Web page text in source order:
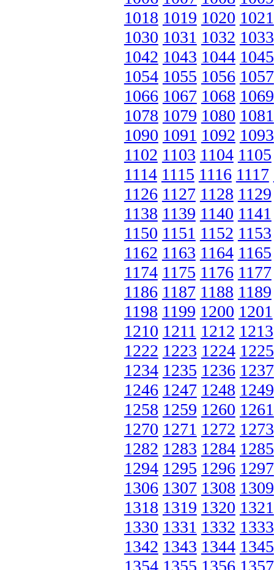
1018 1019 1020 1021
1030 1031 1032 1033
1042 1043 1044 1045
1054 1055 1056 1057
1066 1067 1068 1069
1078 1079 1080 1081
1090 1091 1092 1093
1102 1103 1104 1105
1114 1115 1116 1117
1126 1127 1128 1129
1138 1139 1140 1141
1150 1151 1152 1153
1162 1163 1164 1165
1174 1175 1176 1177
1186 1187 1188 1189
1198 1199 1200 1201
1210 1211 1212 1213
1222 1223 1224 1225
1234 1235 1236 1237
1246 1247 1248 1249
1258 1259 1260 1261
1270 1271 1272 1273
1282 1283 1284 1285
1294 1295 1296 1297
1306 1307 1308 1309
1318 1319 1320 1321
1330 1331 1332 1333
1342 1343 1344 1345
1354 1355 1356 1357